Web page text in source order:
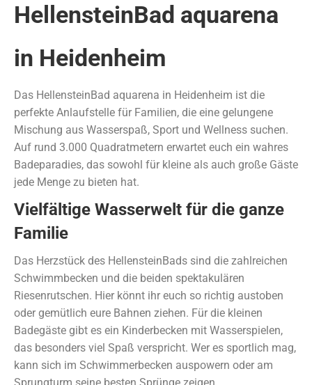
HellensteinBad aquarena
in Heidenheim
Das HellensteinBad aquarena in Heidenheim ist die
perfekte Anlaufstelle für Familien, die eine gelungene
Mischung aus Wasserspaß, Sport und Wellness suchen.
Auf rund 3.000 Quadratmetern erwartet euch ein wahres
Badeparadies, das sowohl für kleine als auch große Gäste
jede Menge zu bieten hat.
Vielfältige Wasserwelt für die ganze
Familie
Das Herzstück des HellensteinBads sind die zahlreichen
Schwimmbecken und die beiden spektakulären
Riesenrutschen. Hier könnt ihr euch so richtig austoben
oder gemütlich eure Bahnen ziehen. Für die kleinen
Badegäste gibt es ein Kinderbecken mit Wasserspielen,
das besonders viel Spaß verspricht. Wer es sportlich mag,
kann sich im Schwimmerbecken auspowern oder am